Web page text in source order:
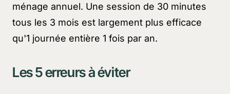
ménage annuel. Une session de 30 minutes
tous les 3 mois est largement plus efficace
qu'1 journée entière 1 fois par an.
Les 5 erreurs à éviter